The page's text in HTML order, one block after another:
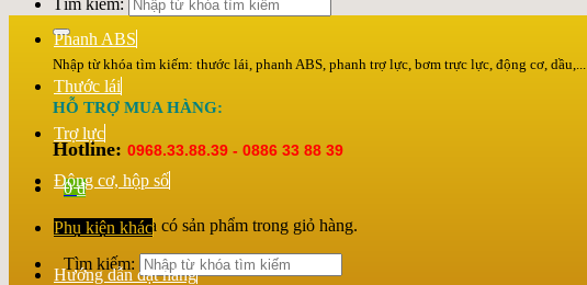
Tìm kiếm:
Nhập từ khóa tìm kiếm: thước lái, phanh ABS, phanh trợ lực, bơm trực lực, động cơ, dầu,...
HỖ TRỢ MUA HÀNG:
Hotline: 0968.33.88.39 - 0886 33 88 39
0₫
Chưa có sản phẩm trong giỏ hàng.
Tìm kiếm:
Phanh ABS
Thước lái
Trợ lực
Động cơ, hộp số
Phụ kiện khác
Hướng dẫn đặt hàng